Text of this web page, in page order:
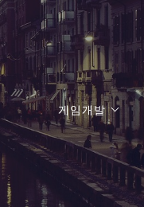
게임개발